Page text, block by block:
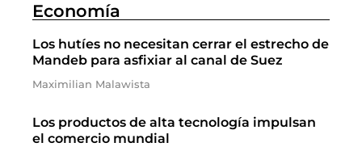
Economía
Los hutíes no necesitan cerrar el estrecho de
Mandeb para asfixiar al canal de Suez
Maximilian Malawista
Los productos de alta tecnología impulsan
el comercio mundial